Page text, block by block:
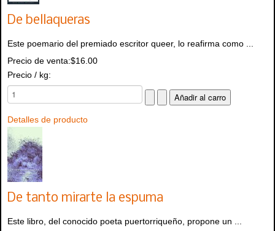
De bellaqueras
Este poemario del premiado escritor queer, lo reafirma como ...
Precio de venta:$16.00
Precio / kg:
Detalles de producto
De tanto mirarte la espuma
Este libro, del conocido poeta puertorriqueño, propone un ...